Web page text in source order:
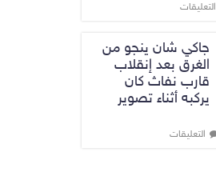
التعليقات
جاكي شان ينجو من
الغرق بعد إنقلاب
قارب نفاث كان
يركبه أثناء تصوير
التعليقات